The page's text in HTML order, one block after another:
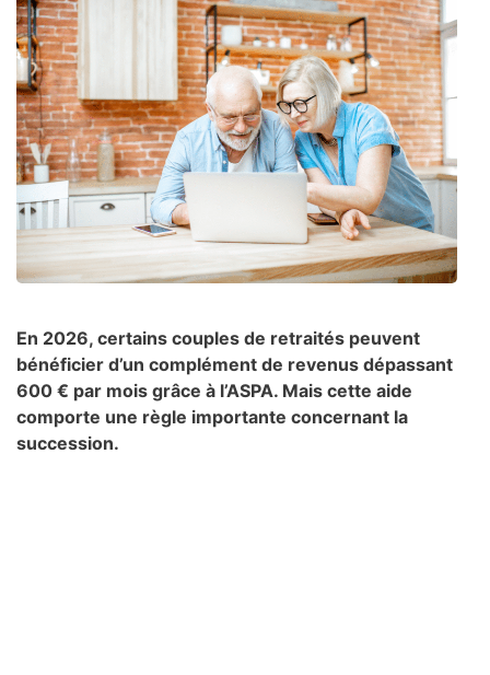
En 2026, certains couples de retraités peuvent
bénéficier d’un complément de revenus dépassant
600 € par mois grâce à l’ASPA. Mais cette aide
comporte une règle importante concernant la
succession.